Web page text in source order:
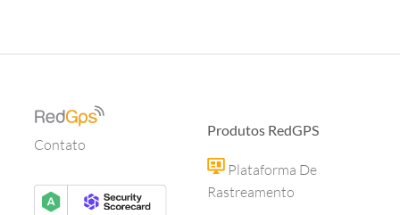
Contato
Produtos RedGPS
Plataforma De
Rastreamento